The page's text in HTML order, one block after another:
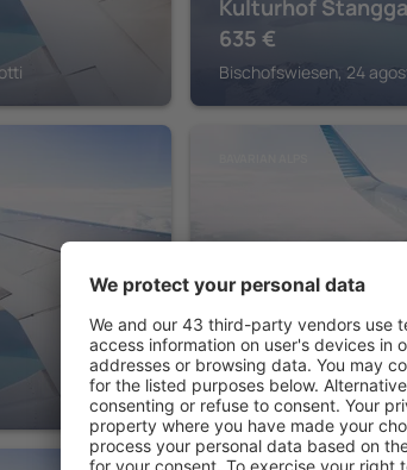
Kulturhof
635 €
Bischofswiesen, 24
Parkhotel
Tegernsee, 14 agosto